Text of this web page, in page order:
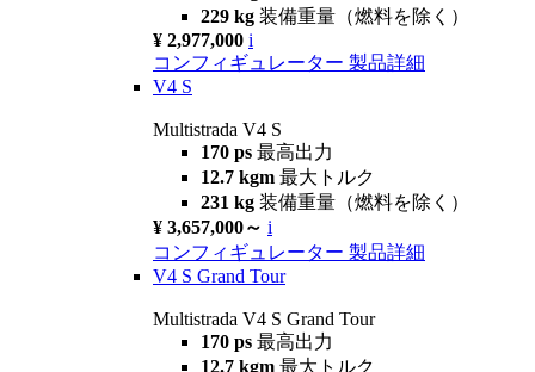
229 kg 装備重量（燃料を除く）
¥ 2,977,000 i
コンフィギュレーター 製品詳細
V4 S
Multistrada V4 S
170 ps 最高出力
12.7 kgm 最大トルク
231 kg 装備重量（燃料を除く）
¥ 3,657,000～ i
コンフィギュレーター 製品詳細
V4 S Grand Tour
Multistrada V4 S Grand Tour
170 ps 最高出力
12.7 kgm 最大トルク